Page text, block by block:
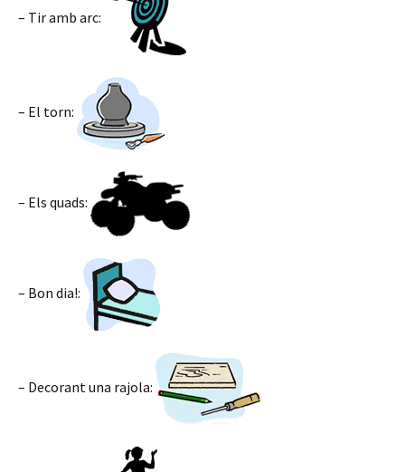
– Tir amb arc:
– El torn:
– Els quads:
– Bon dia!:
– Decorant una rajola: